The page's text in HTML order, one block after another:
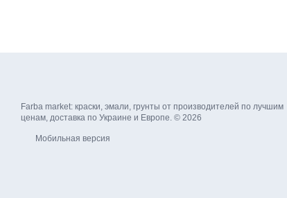
Farba market: краски, эмали, грунты от производителей по лучшим
ценам, доставка по Украине и Европе. © 2026
Мобильная версия